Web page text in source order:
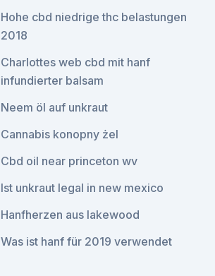
Hohe cbd niedrige thc belastungen
2018
Charlottes web cbd mit hanf
infundierter balsam
Neem öl auf unkraut
Cannabis konopny żel
Cbd oil near princeton wv
Ist unkraut legal in new mexico
Hanfherzen aus lakewood
Was ist hanf für 2019 verwendet